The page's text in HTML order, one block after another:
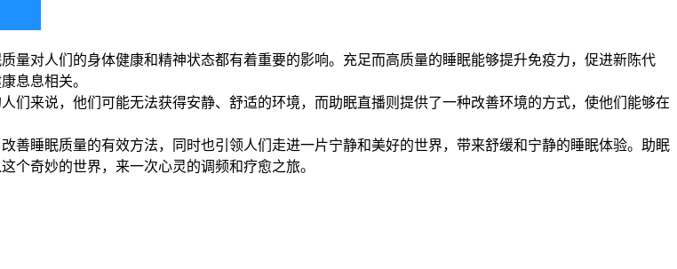
量对人们的身体健康和精神状态都有着重要的影响。充足而高质量的睡眠能够提升免疫力，促进新陈代
息息相关。
们来说，他们可能无法获得安静、舒适的环境，而助眠直播则提供了一种改善环境的方式，使他们能够在
善睡眠质量的有效方法，同时也引领人们走进一片宁静和美好的世界，带来舒缓和宁静的睡眠体验。助眠
个奇妙的世界，来一次心灵的调频和疗愈之旅。